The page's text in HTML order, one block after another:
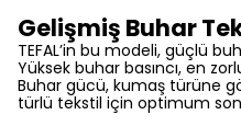
Gelişmiş Buhar
TEFAL’in bu modeli, güçlü
Yüksek buhar basıncı, en
Buhar gücü, kumaş türüne
türlü tekstil için optimum